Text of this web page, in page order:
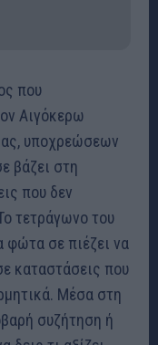
που
Αιγόκερω
υποχρεώσεων
βάζει στη
που δεν
τετράγωνο του
φώτα σε πιέζει να
καταστάσεις που
Μέσα στη
συζήτηση ή